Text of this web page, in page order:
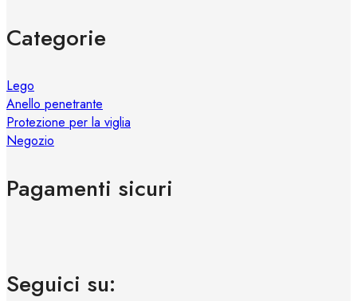
Categorie
Lego
Anello penetrante
Protezione per la viglia
Negozio
Pagamenti sicuri
Seguici su: